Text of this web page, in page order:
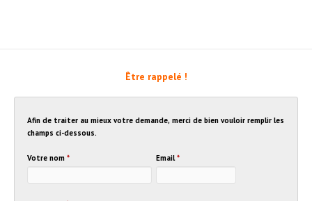
Être rappelé !
Afin de traiter au mieux votre demande, merci de bien vouloir remplir les
champs ci-dessous.
Votre nom * Email*